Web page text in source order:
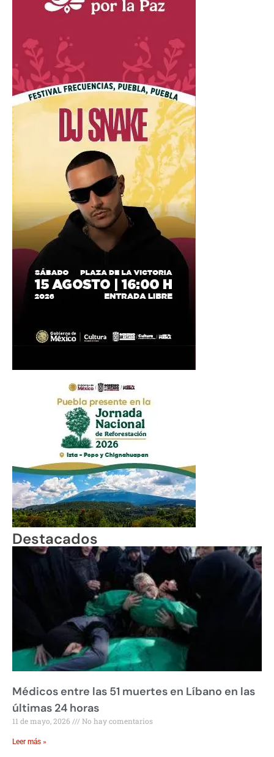
Destacados
Médicos entre las 51 muertes en Líbano en las
últimas 24 horas
11 de mayo, 2026 No hay comentarios
Leer más »